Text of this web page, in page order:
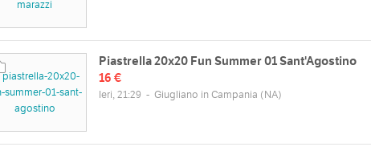
www.edilmelissaceramiche.it
Piastrella 20x20 Fun Summer 01 Sant'Agostino
16 €
Ieri, 21:29 - Giugliano in Campania (NA)